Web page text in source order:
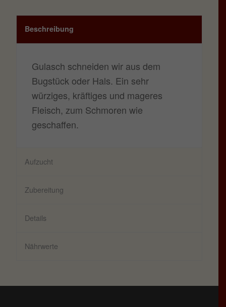
Beschreibung
Gulasch schneiden wir aus dem
Bugstück oder Hals. Ein sehr
würziges, kräftiges und mageres
Fleisch, zum Schmoren wie
geschaffen.
Aufzucht
Zubereitung
Details
Nährwerte